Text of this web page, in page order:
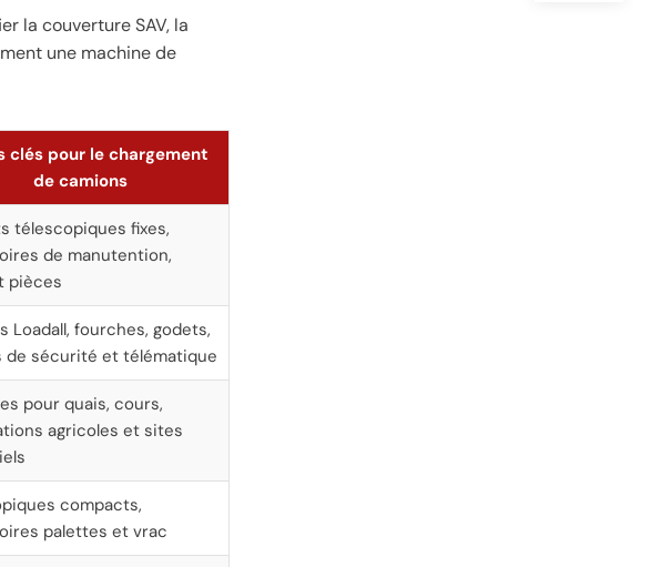
la couverture SAV, la
une machine de
clés pour le chargement
de camions
télescopiques fixes,
de manutention,
pièces
Loadall, fourches, godets,
de sécurité et télématique
pour quais, cours,
agricoles et sites
compacts,
palettes et vrac